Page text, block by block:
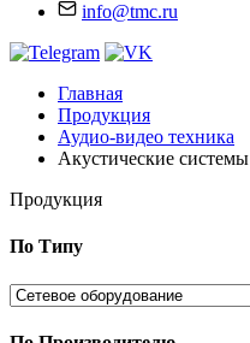
info@tmc.ru
Главная
Продукция
Аудио-видео техника
Акустические системы
Продукция
По Типу